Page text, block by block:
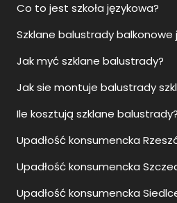
Co to jest szkoła językowa?
Szklane balustrady balkonowe
Jak myć szklane balustrady?
Jak sie montuje balustrady
Ile kosztują szklane balustrady?
Upadłość konsumencka
Upadłość konsumencka
Upadłość konsumencka